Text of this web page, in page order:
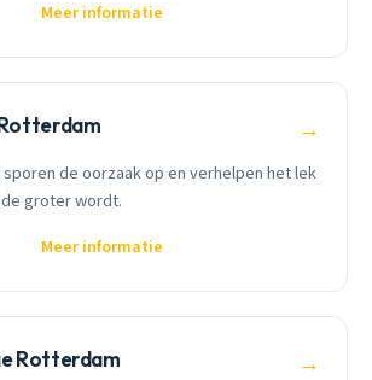
Meer informatie
→
sporen de oorzaak op en verhelpen het lek
groter wordt.
Meer informatie
Rotterdam →